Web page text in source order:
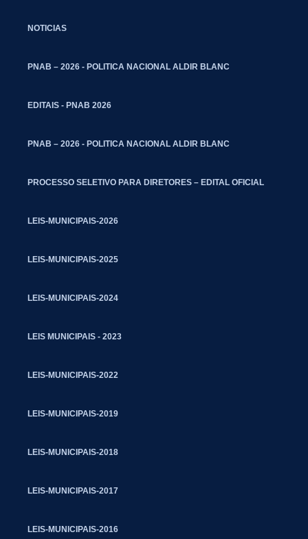
NOTICIAS
PNAB – 2026 - POLITICA NACIONAL ALDIR BLANC
EDITAIS - PNAB 2026
PNAB – 2026 - POLITICA NACIONAL ALDIR BLANC
PROCESSO SELETIVO PARA DIRETORES – EDITAL OFICIAL
LEIS-MUNICIPAIS-2026
LEIS-MUNICIPAIS-2025
LEIS-MUNICIPAIS-2024
LEIS MUNICIPAIS - 2023
LEIS-MUNICIPAIS-2022
LEIS-MUNICIPAIS-2019
LEIS-MUNICIPAIS-2018
LEIS-MUNICIPAIS-2017
LEIS-MUNICIPAIS-2016